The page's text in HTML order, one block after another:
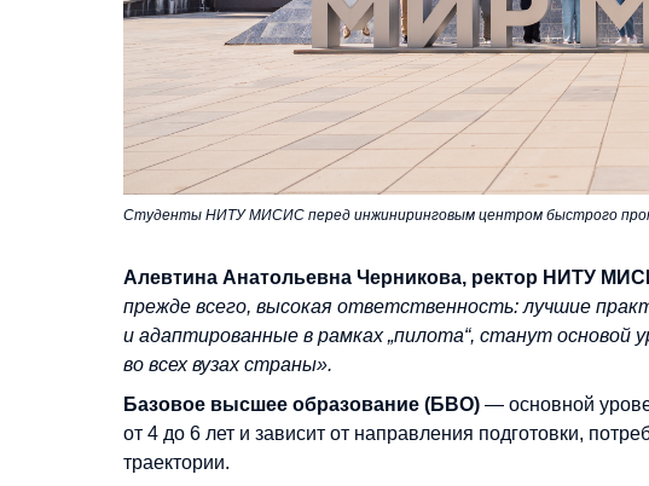
Студенты НИТУ МИСИС перед инжиниринговым центром быстрого
Алевтина Анатольевна Черникова, ректор НИТУ
прежде всего, высокая ответственность: лучшие
и адаптированные в рамках „пилота“, станут
во всех вузах страны».
Базовое высшее образование (БВО) — основной
от 4 до 6 лет и зависит от направления подготовки,
траектории.